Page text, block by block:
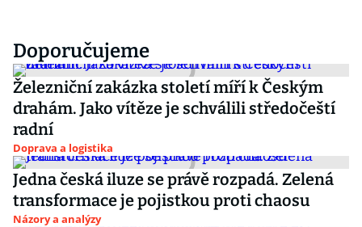
Doporučujeme
Železniční zakázka století míří k Českým
drahám. Jako vítěze je schválili středočeští
radní
Doprava a logistika
Jedna česká iluze se právě rozpadá. Zelená
transformace je pojistkou proti chaosu
Názory a analýzy